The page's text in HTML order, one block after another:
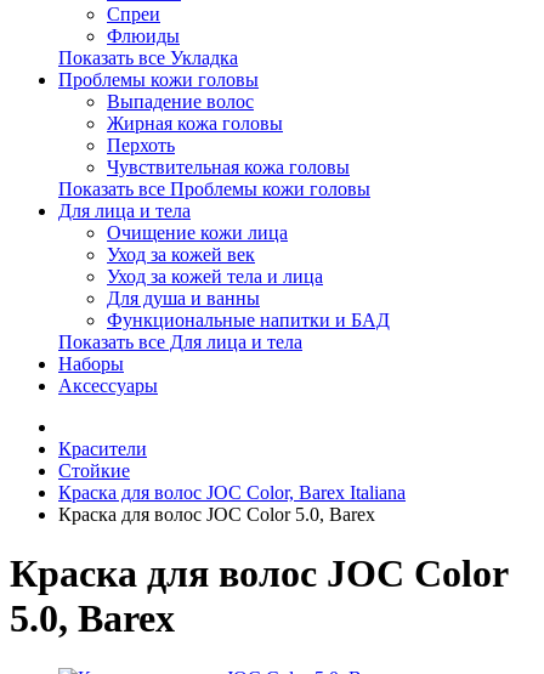
Спреи
Флюиды
Показать все Укладка
Проблемы кожи головы
Выпадение волос
Жирная кожа головы
Перхоть
Чувствительная кожа головы
Показать все Проблемы кожи головы
Для лица и тела
Очищение кожи лица
Уход за кожей век
Уход за кожей тела и лица
Для душа и ванны
Функциональные напитки и БАД
Показать все Для лица и тела
Наборы
Аксессуары
Красители
Стойкие
Краска для волос JOC Color, Barex Italiana
Краска для волос JOC Color 5.0, Barex
Краска для волос JOC Color
5.0, Barex